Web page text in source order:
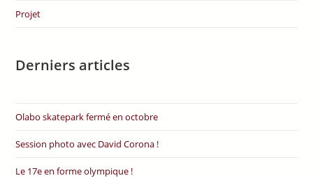
Projet
Derniers articles
Olabo skatepark fermé en octobre
Session photo avec David Corona !
Le 17e en forme olympique !